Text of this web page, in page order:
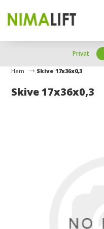
Privat
Hem Skive 17x36x0,3
Skive 17x36x0,3